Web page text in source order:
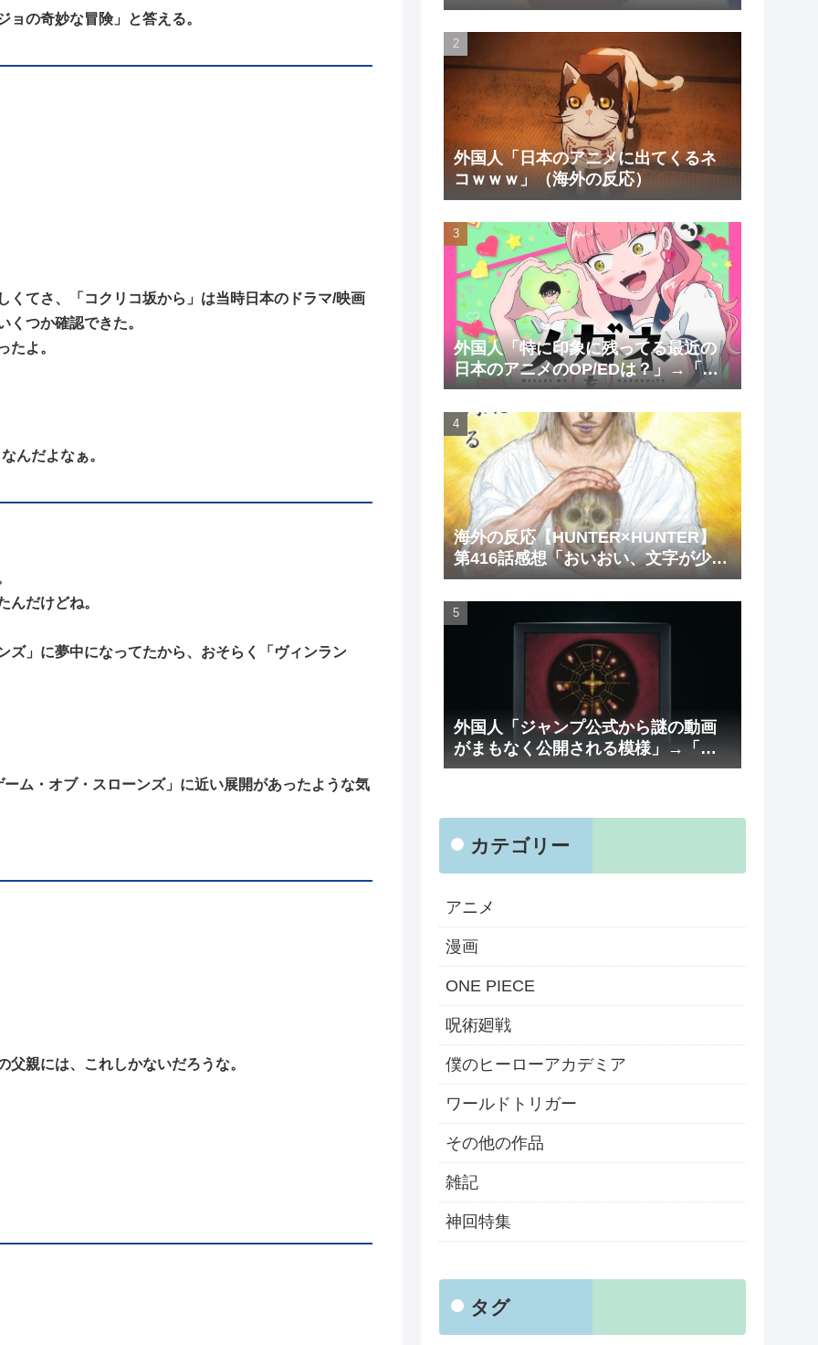
の奇妙な冒険」と答える。
くてさ、「コクリコ坂から」は当時日本のドラマ/映画
つか確認できた。
たよ。
んだよなぁ。
んだけどね。
ズ」に夢中になってたから、おそらく「ヴィンラン
ム・オブ・スローンズ」に近い展開があったような気
親には、これしかないだろうな。
ら」（海外の反応）
外国人「日本のアニメに出てくるネ
コｗｗｗ」（海外の反応）
外国人「特に印象に残ってる最近の
日本のアニメのOP/EDは？」→「一
回も飛ばしたことないわ」（海外の
反応）
海外の反応【HUNTER×HUNTER】
第416話感想「おいおい、文字が少な
くてスッキリ読めるぞ！！」
外国人「ジャンプ公式から謎の動画
がまもなく公開される模様」→「ま
さか本当にくるのか？！」（海外の
カテゴリー
アニメ
漫画
ONE PIECE
呪術廻戦
僕のヒーローアカデミア
ワールドトリガー
その他の作品
雑記
神回特集
タグ